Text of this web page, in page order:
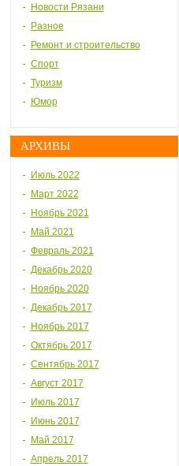
Новости Рязани
Разное
Ремонт и строительство
Спорт
Туризм
Юмор
АРХИВЫ
Июль 2022
Март 2022
Ноябрь 2021
Май 2021
Февраль 2021
Декабрь 2020
Ноябрь 2020
Декабрь 2017
Ноябрь 2017
Октябрь 2017
Сентябрь 2017
Август 2017
Июль 2017
Июнь 2017
Май 2017
Апрель 2017